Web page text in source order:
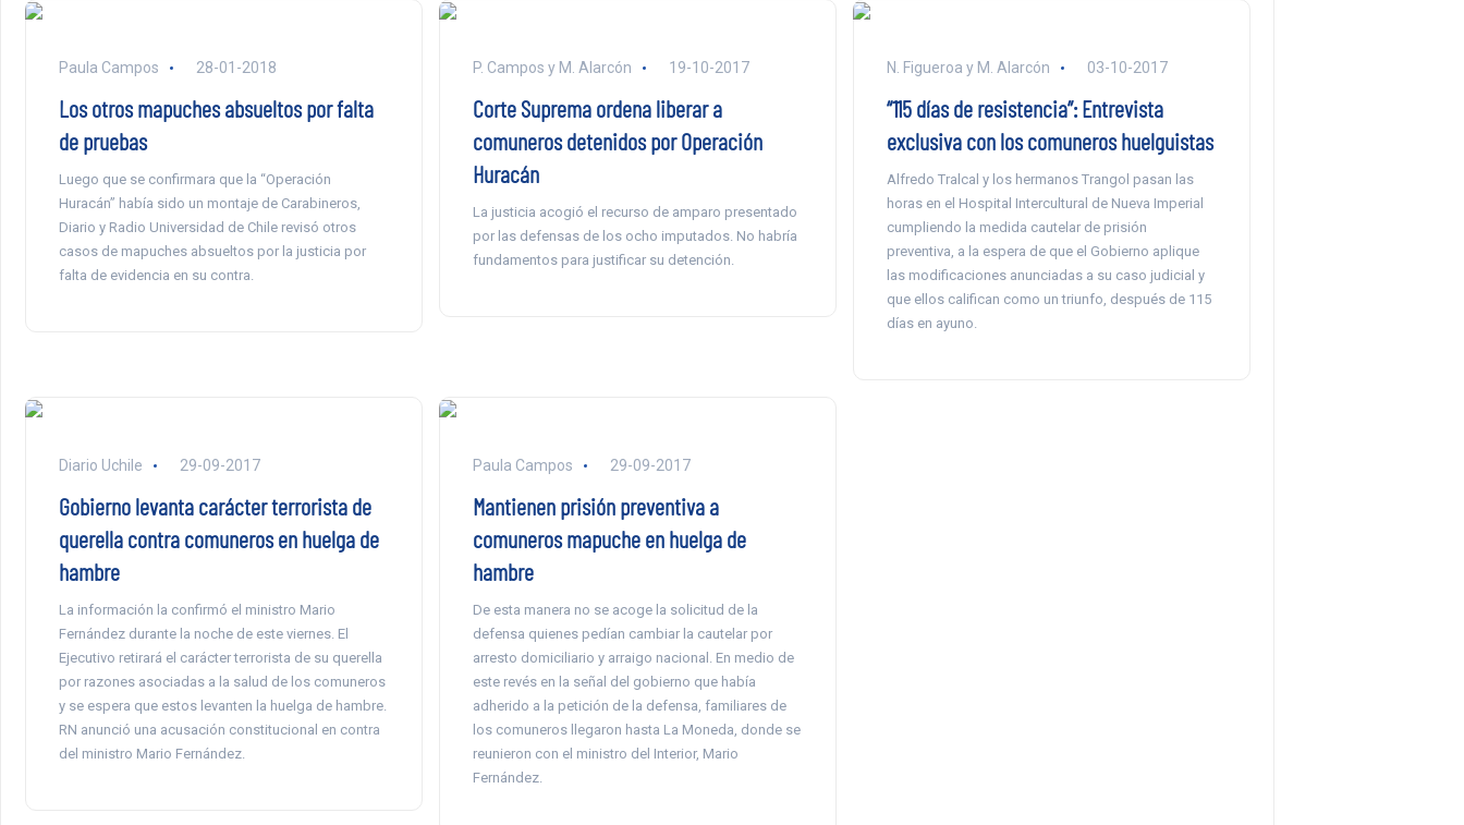
Paula Campos 28-01-2018
Los otros mapuches absueltos por falta
de pruebas
Luego que se confirmara que la “Operación
Huracán” había sido un montaje de Carabineros,
Diario y Radio Universidad de Chile revisó otros
casos de mapuches absueltos por la justicia por
falta de evidencia en su contra.
P. Campos y M. Alarcón 19-10-2017
Corte Suprema ordena liberar a
comuneros detenidos por Operación
Huracán
La justicia acogió el recurso de amparo presentado
por las defensas de los ocho imputados. No habría
fundamentos para justificar su detención.
N. Figueroa y M. Alarcón 03-10-2017
“115 días de resistencia”: Entrevista
exclusiva con los comuneros huelguistas
Alfredo Tralcal y los hermanos Trangol pasan las
horas en el Hospital Intercultural de Nueva Imperial
cumpliendo la medida cautelar de prisión
preventiva, a la espera de que el Gobierno aplique
las modificaciones anunciadas a su caso judicial y
que ellos califican como un triunfo, después de 115
días en ayuno.
Diario Uchile 29-09-2017
Gobierno levanta carácter terrorista de
querella contra comuneros en huelga de
hambre
La información la confirmó el ministro Mario
Fernández durante la noche de este viernes. El
Ejecutivo retirará el carácter terrorista de su querella
por razones asociadas a la salud de los comuneros
y se espera que estos levanten la huelga de hambre.
RN anunció una acusación constitucional en contra
del ministro Mario Fernández.
Paula Campos 29-09-2017
Mantienen prisión preventiva a
comuneros mapuche en huelga de
hambre
De esta manera no se acoge la solicitud de la
defensa quienes pedían cambiar la cautelar por
arresto domiciliario y arraigo nacional. En medio de
este revés en la señal del gobierno que había
adherido a la petición de la defensa, familiares de
los comuneros llegaron hasta La Moneda, donde se
reunieron con el ministro del Interior, Mario
Fernández.